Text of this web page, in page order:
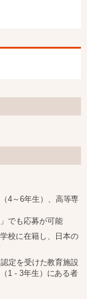
4～6年生）、高等専
でも応募が可能
校に在籍し、日本の
定を受けた教育施設
1 - 3年生）にある者